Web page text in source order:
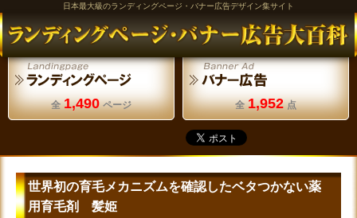
日本最大級のランディングページ・バナー広告デザイン集サイト
全 1,490 ページ 全 1,952 点
世界初の育毛メカニズムを確認したベタつかない薬
用育毛剤 髪姫